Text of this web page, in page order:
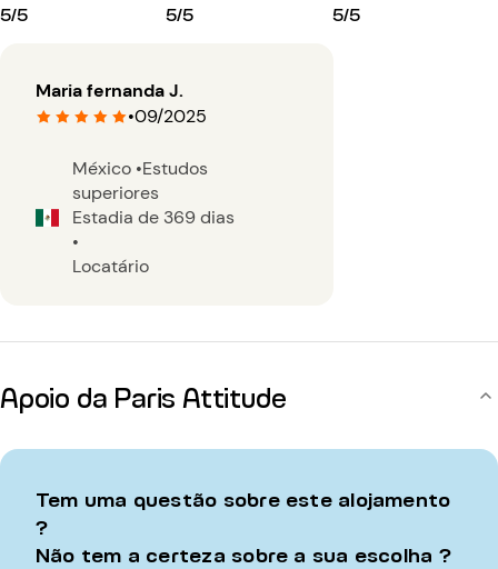
5/5
5/5
5/5
Maria fernanda J.
•09/2025
México •Estudos
superiores
Estadia de 369 dias
•
Locatário
Apoio da Paris Attitude
Tem uma questão sobre este alojamento
?
Não tem a certeza sobre a sua escolha ?